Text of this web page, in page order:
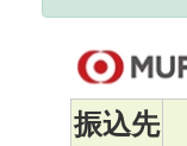
振込先